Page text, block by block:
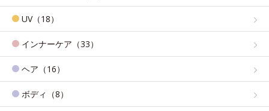
UV（18）
インナーケア（33）
ヘア（16）
ボディ（8）